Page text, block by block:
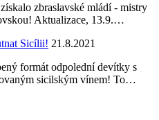
zbraslavské mládí - mistry
Aktualizace, 13.9.…
Sicílii! 21.8.2021
formát odpolední devítky s
sicilským vínem! To…